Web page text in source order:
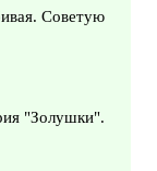
Советую
"Золушки".